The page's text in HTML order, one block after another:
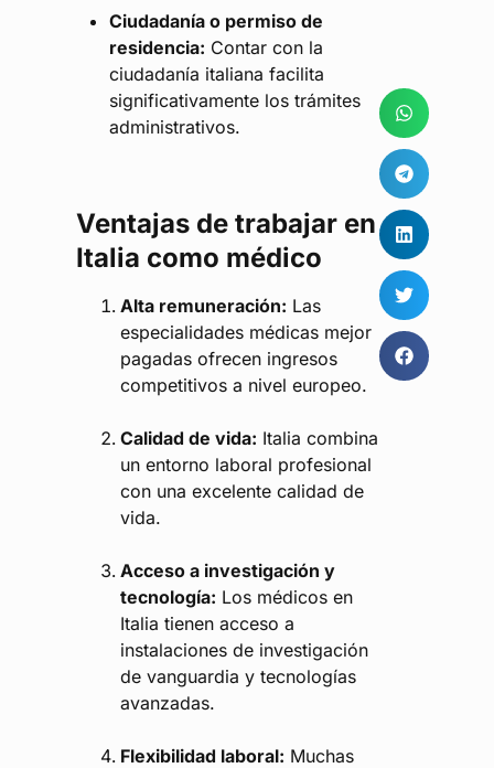
Ciudadanía o permiso de
residencia: Contar con la
ciudadanía italiana facilita
significativamente los trámites
administrativos.
Ventajas de trabajar en
Italia como médico
Alta remuneración: Las
especialidades médicas mejor
pagadas ofrecen ingresos
competitivos a nivel europeo.
Calidad de vida: Italia combina
un entorno laboral profesional
con una excelente calidad de
vida.
Acceso a investigación y
tecnología: Los médicos en
Italia tienen acceso a
instalaciones de investigación
de vanguardia y tecnologías
avanzadas.
Flexibilidad laboral: Muchas